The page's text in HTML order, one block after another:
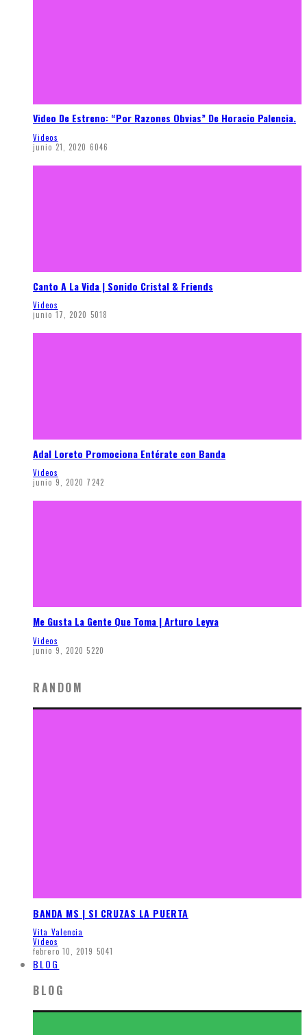
Video De Estreno: “Por Razones Obvias” De Horacio Palencia.
Videos
junio 21, 2020 6046
Canto A La Vida | Sonido Cristal & Friends
Videos
junio 17, 2020 5018
Adal Loreto Promociona Entérate con Banda
Videos
junio 9, 2020 7242
Me Gusta La Gente Que Toma | Arturo Leyva
Videos
junio 9, 2020 5220
RANDOM
BANDA MS | SI CRUZAS LA PUERTA
Vita Valencia
Videos
febrero 10, 2019 5041
BLOG
BLOG